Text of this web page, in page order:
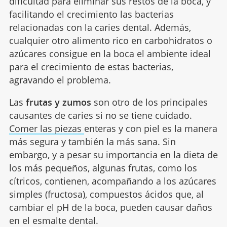
facilitando el crecimiento las bacterias
relacionadas con la caries dental. Además,
cualquier otro alimento rico en carbohidratos o
azúcares consigue en la boca el ambiente ideal
para el crecimiento de estas bacterias,
agravando el problema.
Las frutas y zumos son otro de los principales
causantes de caries si no se tiene cuidado.
Comer las piezas enteras y con piel es la manera
más segura y también la más sana. Sin
embargo, y a pesar su importancia en la dieta de
los más pequeños, algunas frutas, como los
cítricos, contienen, acompañando a los azúcares
simples (fructosa), compuestos ácidos que, al
cambiar el pH de la boca, pueden causar daños
en el esmalte dental.